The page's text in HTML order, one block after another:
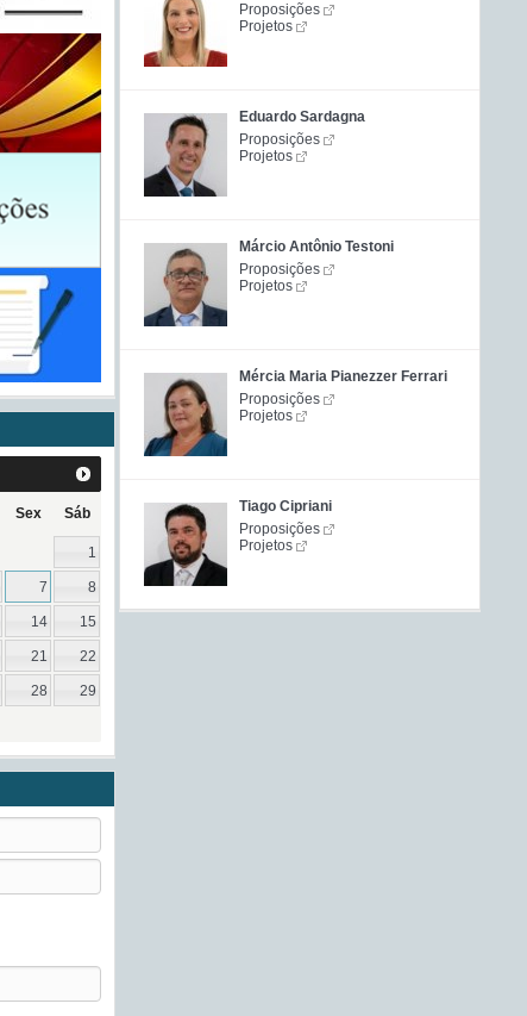
Proposições
Projetos
Eduardo Sardagna
Proposições
Projetos
Márcio Antônio Testoni
Proposições
Projetos
Mércia Maria Pianezzer Ferrari
Proposições
Projetos
Tiago Cipriani
Proposições
Projetos
Sex Sáb
1
7 8
14 15
21 22
28 29